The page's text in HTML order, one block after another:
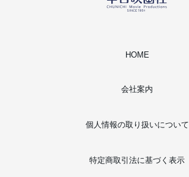
HOME
会社案内
個人情報の取り扱いについて
特定商取引法に基づく表示